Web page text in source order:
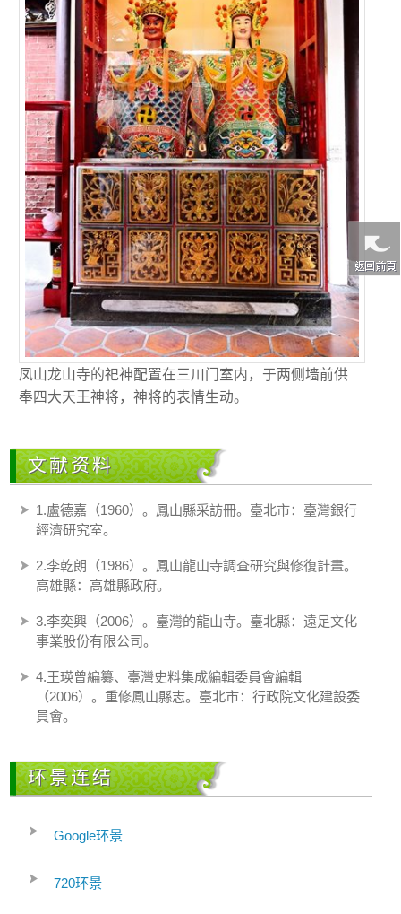
凤山龙山寺的祀神配置在三川门室内，于两侧墙前供
奉四大天王神将，神将的表情生动。
文献资料
1.盧德嘉（1960）。鳳山縣采訪冊。臺北市：臺灣銀行
經濟研究室。
2.李乾朗（1986）。鳳山龍山寺調查研究與修復計畫。
高雄縣：高雄縣政府。
3.李奕興（2006）。臺灣的龍山寺。臺北縣：遠足文化
事業股份有限公司。
4.王瑛曾編纂、臺灣史料集成編輯委員會編輯
（2006）。重修鳳山縣志。臺北市：行政院文化建設委
員會。
环景连结
Google环景
720环景